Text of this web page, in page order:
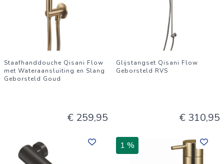
Staafhanddouche Qisani Flow
met Wateraansluiting en Slang
Geborsteld Goud
€ 259,95
Glijstangset Qisani Flow
Geborsteld RVS
€ 310,95
1 %